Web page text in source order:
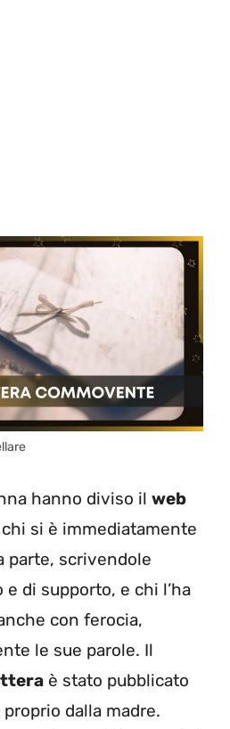
hanno diviso il web
chi si è immediatamente
parte, scrivendole
di supporto, e chi l’ha
con ferocia,
le sue parole. Il
è stato pubblicato
dalla madre.